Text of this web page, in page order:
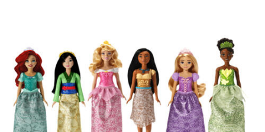
玩具车，货车，火车及遥控系列
手工艺，文具，蜡笔，泥胶，画板
娃娃，芭比，收藏公仔